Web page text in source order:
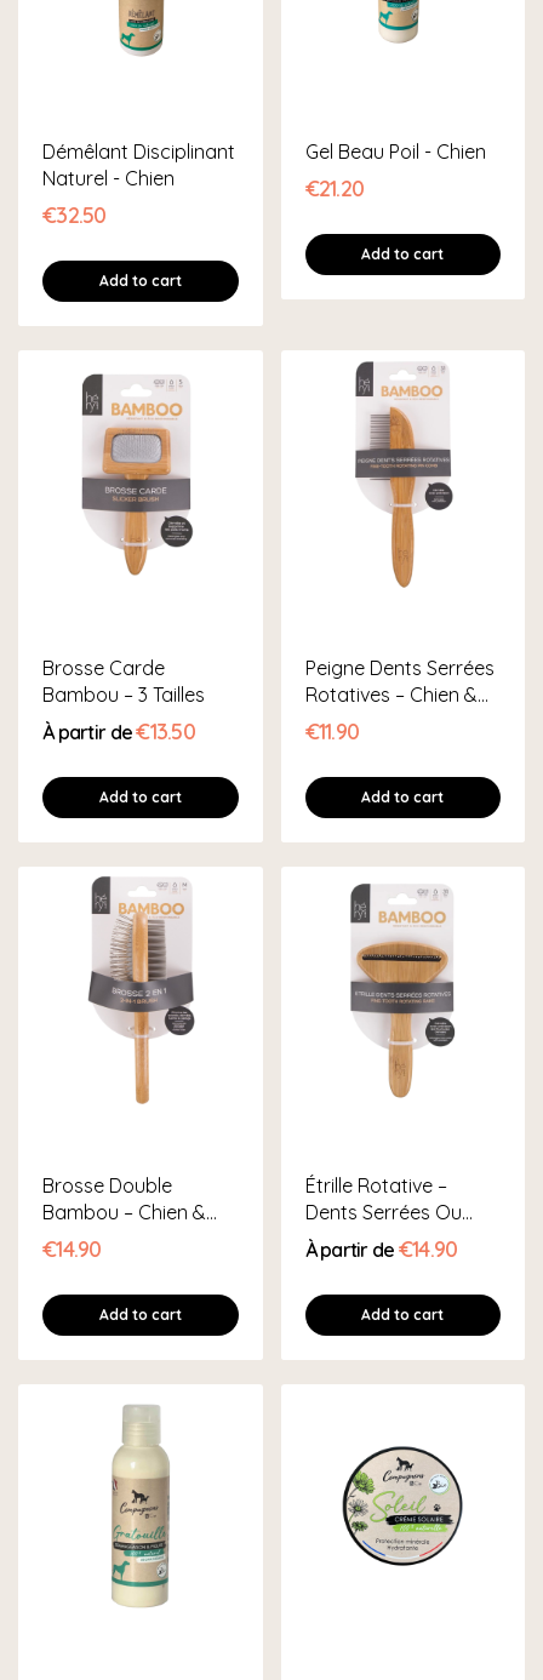
Démêlant Disciplinant
Naturel - Chien
€32.50
Add to cart
Gel Beau Poil - Chien
€21.20
Add to cart
Brosse Carde
Bambou – 3 Tailles
À partir de€13.50
Add to cart
Peigne Dents Serrées
Rotatives – Chien &
Chat
€11.90
Add to cart
Brosse Double
Bambou – Chien &
Chat
€14.90
Add to cart
Étrille Rotative –
Dents Serrées Ou
Larges
À partir de €14.90
Add to cart